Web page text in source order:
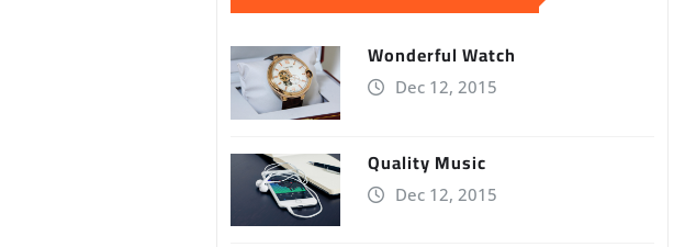
Wonderful Watch
Dec 12, 2015
Quality Music
Dec 12, 2015